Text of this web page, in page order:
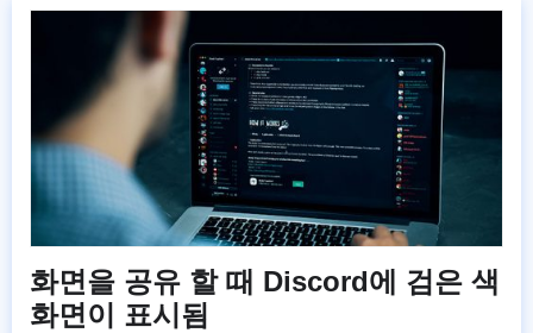
화면을 공유 할 때 Discord에 검은 색
화면이 표시됨